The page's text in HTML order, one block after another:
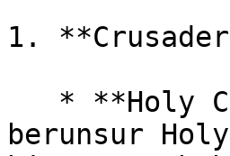
1.
berunsur